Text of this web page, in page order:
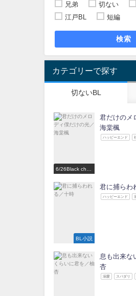
兄弟
切ない
江戸BL
短編
検索
カテゴリーで探す
切ないBL
6/26Black choc
加作家
君だけのメ
海棠楓
ハッピーエンド
BL小説
君に捕らわ
ハッピーエンド
息も出来な
杏
溺愛 スパダリ